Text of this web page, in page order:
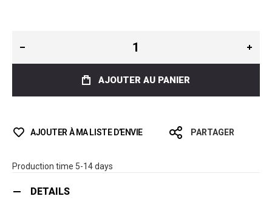
AJOUTER AU PANIER
AJOUTER À MA LISTE D’ENVIE PARTAGER
Production time 5-14 days
DETAILS